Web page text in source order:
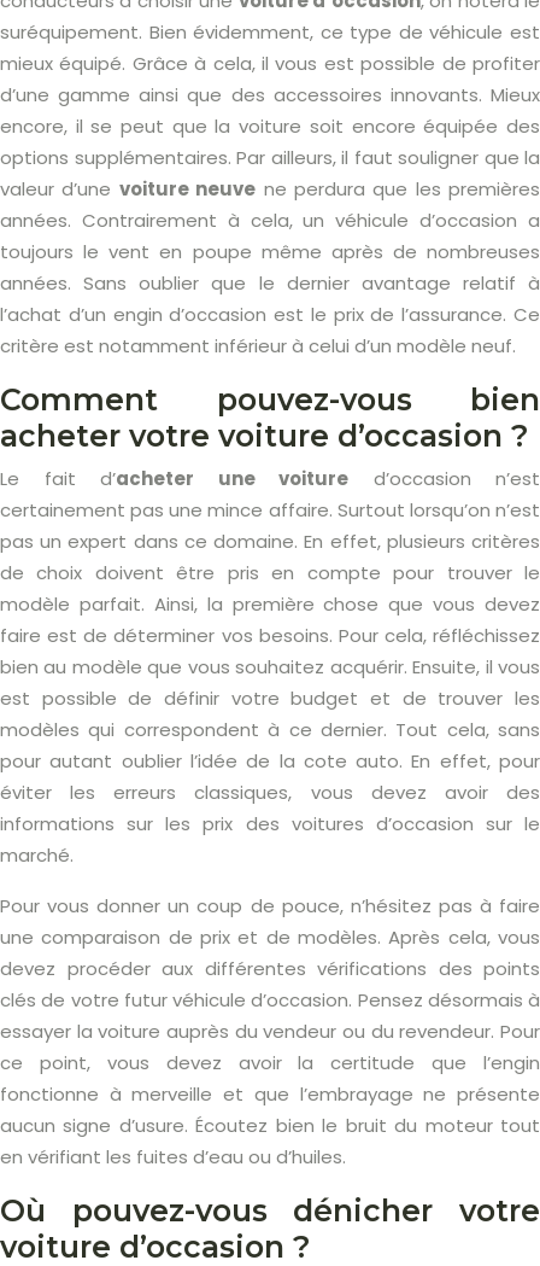
suréquipement. Bien évidemment, ce type de véhicule est
mieux équipé. Grâce à cela, il vous est possible de profiter
d’une gamme ainsi que des accessoires innovants. Mieux
encore, il se peut que la voiture soit encore équipée des
options supplémentaires. Par ailleurs, il faut souligner que la
valeur d’une voiture neuve ne perdura que les premières
années. Contrairement à cela, un véhicule d’occasion a
toujours le vent en poupe même après de nombreuses
années. Sans oublier que le dernier avantage relatif à
l’achat d’un engin d’occasion est le prix de l’assurance. Ce
critère est notamment inférieur à celui d’un modèle neuf.
Comment pouvez-vous bien
acheter votre voiture d’occasion ?
Le fait d’acheter une voiture d’occasion n’est
certainement pas une mince affaire. Surtout lorsqu’on n’est
pas un expert dans ce domaine. En effet, plusieurs critères
de choix doivent être pris en compte pour trouver le
modèle parfait. Ainsi, la première chose que vous devez
faire est de déterminer vos besoins. Pour cela, réfléchissez
bien au modèle que vous souhaitez acquérir. Ensuite, il vous
est possible de définir votre budget et de trouver les
modèles qui correspondent à ce dernier. Tout cela, sans
pour autant oublier l’idée de la cote auto. En effet, pour
éviter les erreurs classiques, vous devez avoir des
informations sur les prix des voitures d’occasion sur le
marché.
Pour vous donner un coup de pouce, n’hésitez pas à faire
une comparaison de prix et de modèles. Après cela, vous
devez procéder aux différentes vérifications des points
clés de votre futur véhicule d’occasion. Pensez désormais à
essayer la voiture auprès du vendeur ou du revendeur. Pour
ce point, vous devez avoir la certitude que l’engin
fonctionne à merveille et que l’embrayage ne présente
aucun signe d’usure. Écoutez bien le bruit du moteur tout
en vérifiant les fuites d’eau ou d’huiles.
Où pouvez-vous dénicher votre
voiture d’occasion ?